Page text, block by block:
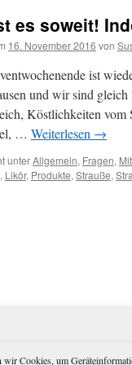
Cookies, um
es soweit!
16. November 2016 von
ist
und wir sind
Köstlichkeiten vom
… Weiterlesen →
unterAllgemein, Fragen,
, Likör, Produkte, Strauße,